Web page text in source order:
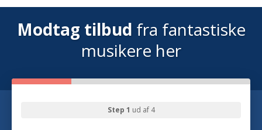
Modtag tilbud fra fantastiske
musikere her
Step 1 ud af 4